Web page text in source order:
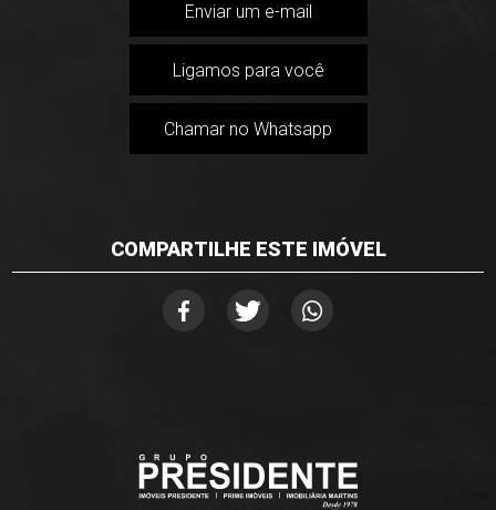
Enviar um e-mail
Ligamos para você
Chamar no Whatsapp
COMPARTILHE ESTE IMÓVEL